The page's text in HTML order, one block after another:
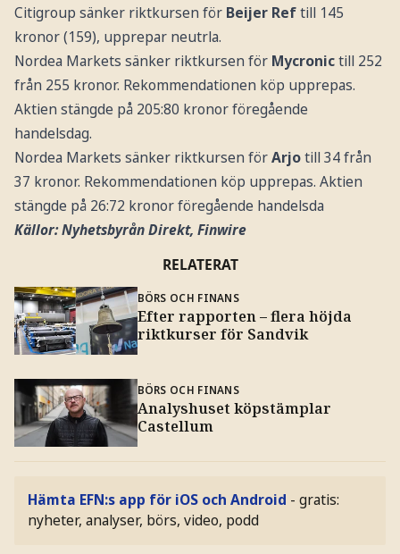
Citigroup sänker riktkursen för Beijer Reftill 145
kronor (159), upprepar neutrla.
Nordea Markets sänker riktkursen för Mycronictill 252
från 255 kronor. Rekommendationen köp upprepas.
Aktien stängde på 205:80 kronor föregående
handelsdag.
Nordea Markets sänker riktkursen förArjotill 34 från
37 kronor. Rekommendationen köp upprepas. Aktien
stängde på 26:72 kronor föregående handelsda
Källor: Nyhetsbyrån Direkt, Finwire
RELATERAT
BÖRS OCH FINANS
Efter rapporten – flera höjda
riktkurser för Sandvik
BÖRS OCH FINANS
Analyshuset köpstämplar
Castellum
Hämta EFN:s app för iOS och Android - gratis:
nyheter, analyser, börs, video, podd